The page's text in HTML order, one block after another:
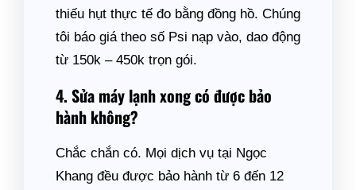
thiếu hụt thực tế đo bằng đồng hồ. Chúng
tôi báo giá theo số Psi nạp vào, dao động
từ 150k – 450k trọn gói.
4. Sửa máy lạnh xong có được bảo
hành không?
Chắc chắn có. Mọi dịch vụ tại Ngọc
Khang đều được bảo hành từ 6 đến 12